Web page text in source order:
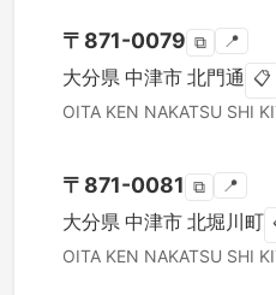
〒 871-0079 ⧉ 📍
大分県 中津市 北門通 📋
OITA KEN NAKATSU SHI
〒 871-0081 ⧉ 📍
大分県 中津市 北堀川町
OITA KEN NAKATSU SHI